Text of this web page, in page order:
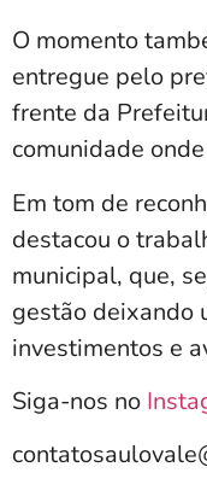
O momento
entregue pelo
frente da
comunidade
Em tom de
destacou o
municipal, que,
gestão deixando
investimentos e
Siga-nos no